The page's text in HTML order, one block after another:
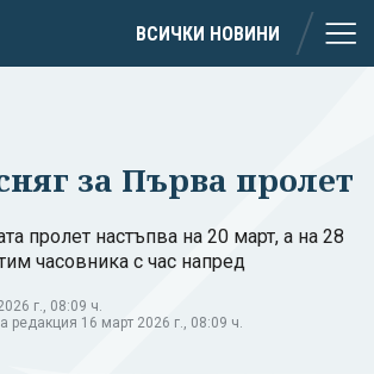
ВСИЧКИ НОВИНИ
за Първа пролет
пролет настъпва на 20 март, а на 28
часовника с час напред
г., 08:09 ч.
редакция 16 март 2026 г., 08:09 ч.